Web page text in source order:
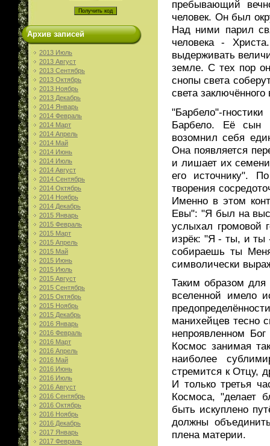
Архив записей
2013 Июль
2013 Август
2013 Сентябрь
2013 Октябрь
2013 Ноябрь
2013 Декабрь
2014 Январь
2014 Февраль
2014 Март
2014 Апрель
2014 Май
2014 Июнь
2014 Июль
2014 Август
2014 Сентябрь
2014 Октябрь
2014 Ноябрь
2014 Декабрь
2015 Январь
2015 Февраль
2015 Март
2015 Апрель
2015 Май
2015 Июнь
2015 Июль
2015 Август
2015 Сентябрь
2015 Октябрь
2015 Ноябрь
2015 Декабрь
2016 Январь
2016 Февраль
2016 Март
2016 Апрель
2016 Май
2016 Июнь
2016 Июль
2016 Август
2016 Сентябрь
2016 Октябрь
2016 Ноябрь
2016 Декабрь
2017 Январь
2017 Февраль
пребывающий
человек. Он был
Над ними парил
человека -
выдерживать
земле. С тех пор
снопы света
света
"Барбело"-
Барбело. Её сын
возомнил себя
Она появляется
и лишает их
его источнику".
творения
Именно в этом
Евы": "Я был на
услыхал громовой
изрёк: "Я - ты, и
собираешь ты
символически
Таким образом для
вселенной имело
манихейцев тесно
непроявленном
Космос занимая
наиболее
стремится к Отцу,
И только третья
Космоса, "делает
быть искуплено
должны
плена материи.